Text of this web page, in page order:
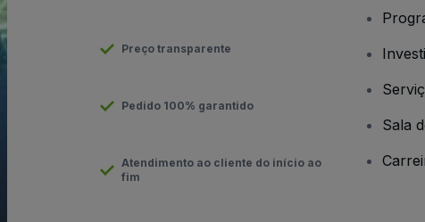
Preço transparente
Pedido 100% garantido
Atendimento ao cliente do início ao
fim
Sala